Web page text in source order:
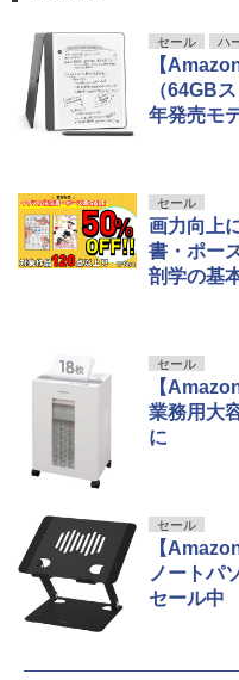
セール ハ
【
（64GB
年発売モ
セール
画力向上
書・ポー
剖学の基
セール
【
業務用大
に
セール
【
ノートパ
セール中